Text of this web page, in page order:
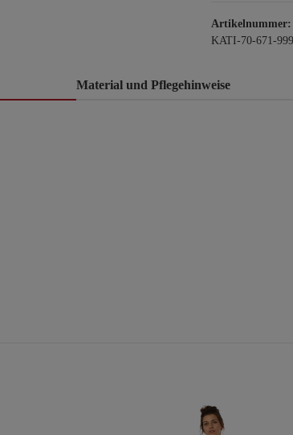
Artikelnummer:
KATI-70-671-999
Material und Pflegehinweise